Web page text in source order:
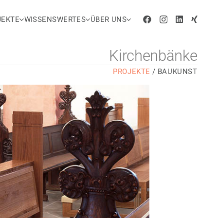
WISSENSWERTES ÜBER UNS
Kirchenbänke
PROJEKTE / BAUKUNST